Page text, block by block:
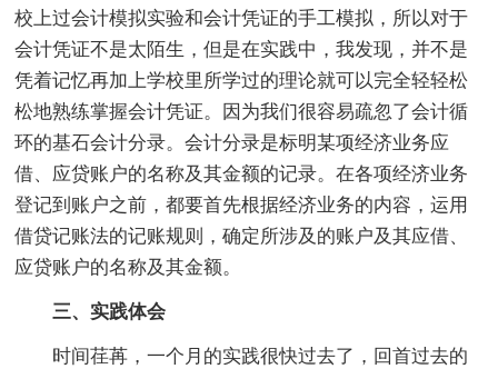
校上过会计模拟实验和会计凭证的手工模拟，所以对于
会计凭证不是太陌生，但是在实践中，我发现，并不是
凭着记忆再加上学校里所学过的理论就可以完全轻轻松
松地熟练掌握会计凭证。因为我们很容易疏忽了会计循
环的基石会计分录。会计分录是标明某项经济业务应
借、应贷账户的名称及其金额的记录。在各项经济业务
登记到账户之前，都要首先根据经济业务的内容，运用
借贷记账法的记账规则，确定所涉及的账户及其应借、
应贷账户的名称及其金额。
三、实践体会
时间荏苒，一个月的实践很快过去了，回首过去的